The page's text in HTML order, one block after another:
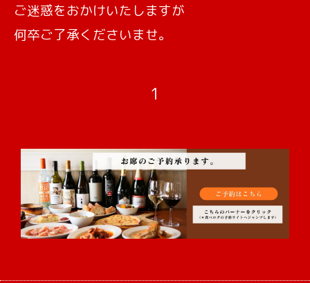
ご迷惑をおかけいたしますが
何卒ご了承くださいませ。
1